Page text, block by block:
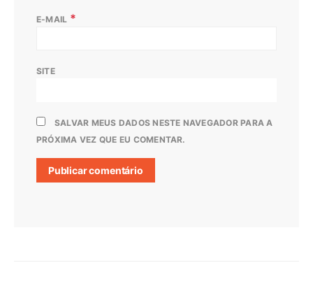
E-MAIL *
SITE
SALVAR MEUS DADOS NESTE NAVEGADOR PARA A
PRÓXIMA VEZ QUE EU COMENTAR.